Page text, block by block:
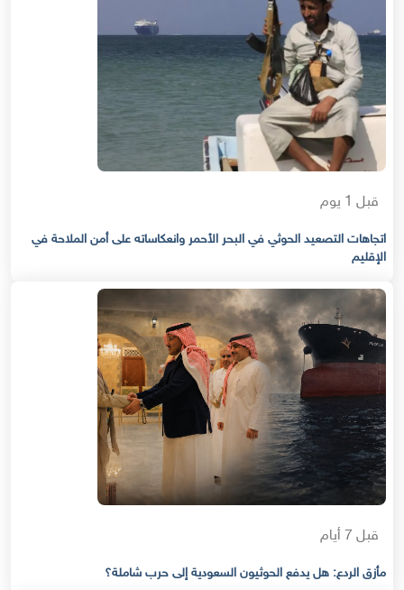
قبل 1 يوم
اتجاهات التصعيد الحوثي في البحر الأحمر وانعكاساته على أمن الملاحة في
الإقليم
قبل 7 أيام
مأزق الردع: هل يدفع الحوثيون السعودية إلى حرب شاملة؟